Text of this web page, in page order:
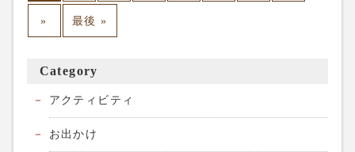
» 最後 »
Category
アクティビティ
お出かけ